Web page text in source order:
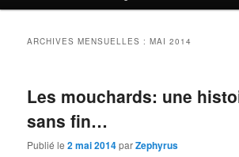
ARCHIVES MENSUELLES :MAI 2014
Les mouchards: une
sans fin…
Publié le2 mai 2014parZephyrus